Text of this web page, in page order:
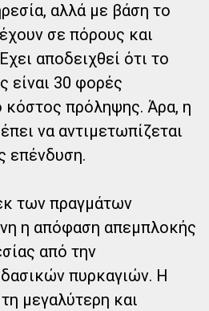
αλλά με βάση το
σε πόρους και
αποδειχθεί ότι το
είναι 30 φορές
κόστος πρόληψης. Άρα, η
να αντιμετωπίζεται
επένδυση.
των πραγμάτων
η απόφαση απεμπλοκής
από την
πυρκαγιών. Η
μεγαλύτερη και